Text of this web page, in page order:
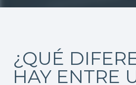
¿QUÉ
HAY ENTRE